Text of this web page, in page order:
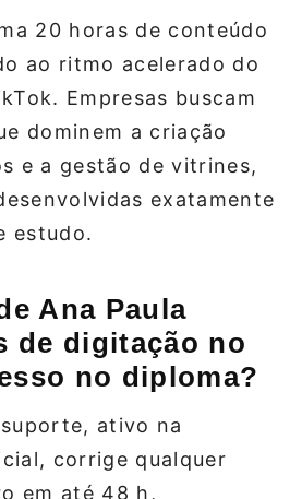
20 horas de conteúdo
ao ritmo acelerado do
Empresas buscam
dominem a criação
e a gestão de vitrines,
exatamente
estudo.
Ana Paula
de digitação no
no diploma?
ativo na
corrige qualquer
em até 48 h,